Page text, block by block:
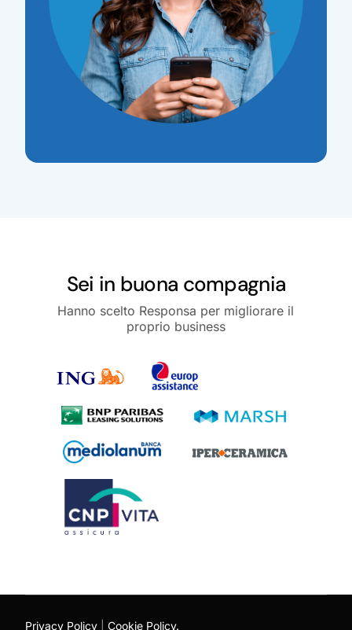
Sei in buona compagnia
Hanno scelto Responsa per migliorare il
proprio business
Privacy Policy |Cookie Policy.